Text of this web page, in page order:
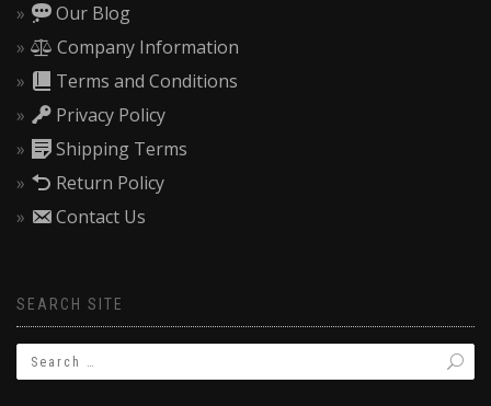
Our Blog
Company Information
Terms and Conditions
Privacy Policy
Shipping Terms
Return Policy
Contact Us
SEARCH SITE